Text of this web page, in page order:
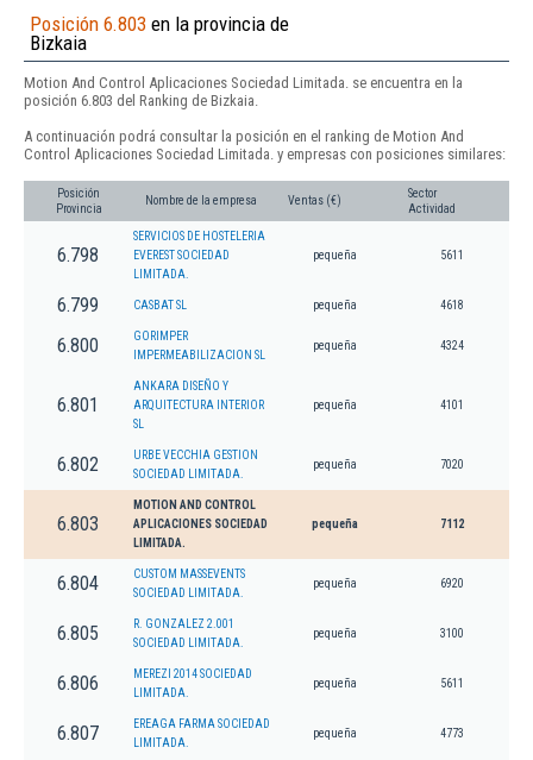
Posición 6.803 en la provincia de
Bizkaia
Motion And Control Aplicaciones Sociedad Limitada. se encuentra en la
posición 6.803 del Ranking de Bizkaia.
A continuación podrá consultar la posición en el ranking de Motion And
Control Aplicaciones Sociedad Limitada. y empresas con posiciones similares:
Posición
Provincia
Nombre de la empresa Ventas (€)
Sector
Actividad
6.798
SERVICIOS DE HOSTELERIA
EVEREST SOCIEDAD
LIMITADA.
pequeña 5611
6.799 CASBAT SL pequeña 4618
6.800
GORIMPER
IMPERMEABILIZACION SL
pequeña 4324
6.801
ANKARA DISEÑO Y
ARQUITECTURA INTERIOR
SL
pequeña 4101
6.802
URBE VECCHIA GESTION
SOCIEDAD LIMITADA.
pequeña 7020
6.803
MOTION AND CONTROL
APLICACIONES SOCIEDAD
LIMITADA.
pequeña 7112
6.804
CUSTOM MASSEVENTS
SOCIEDAD LIMITADA.
pequeña 6920
6.805
R. GONZALEZ 2.001
SOCIEDAD LIMITADA.
pequeña 3100
6.806
MEREZI 2014 SOCIEDAD
LIMITADA.
pequeña 5611
6.807
EREAGA FARMA SOCIEDAD
LIMITADA.
pequeña 4773